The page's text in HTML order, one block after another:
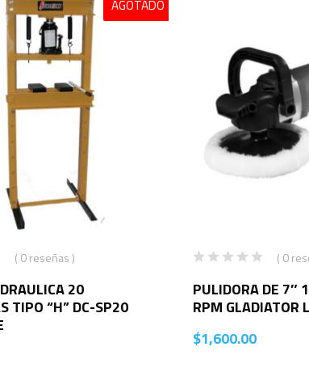
AGOTADO
( 0 reseñas )
20
TIPO “H” DC-SP20
( 0
PULIDORA DE
RPM
$1,600.00